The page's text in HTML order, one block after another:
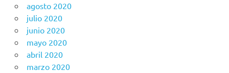
agosto 2020
julio 2020
junio 2020
mayo 2020
abril 2020
marzo 2020